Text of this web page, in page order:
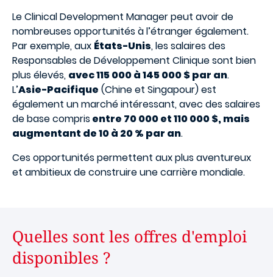
Le Clinical Development Manager peut avoir de
nombreuses opportunités à l’étranger également.
Par exemple, aux États-Unis, les salaires des
Responsables de Développement Clinique sont bien
plus élevés, avec 115 000 à 145 000 $ par an.
L’Asie-Pacifique (Chine et Singapour) est
également un marché intéressant, avec des salaires
de base comprisentre 70 000 et 110 000 $, mais
augmentant de 10 à 20 % par an.
Ces opportunités permettent aux plus aventureux
et ambitieux de construire une carrière mondiale.
Quelles sont les offres d'emploi
disponibles ?